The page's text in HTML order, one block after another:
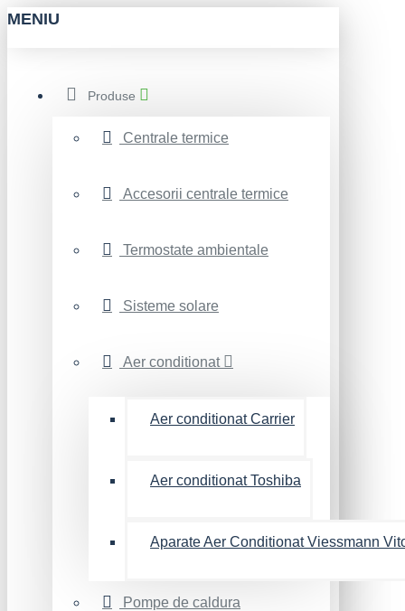
MENIU
Produse
Centrale termice
Accesorii centrale termice
Termostate ambientale
Sisteme solare
Aer conditionat
Aer conditionat Carrier
Aer conditionat Toshiba
Aparate Aer Conditionat Viessmann
Pompe de caldura